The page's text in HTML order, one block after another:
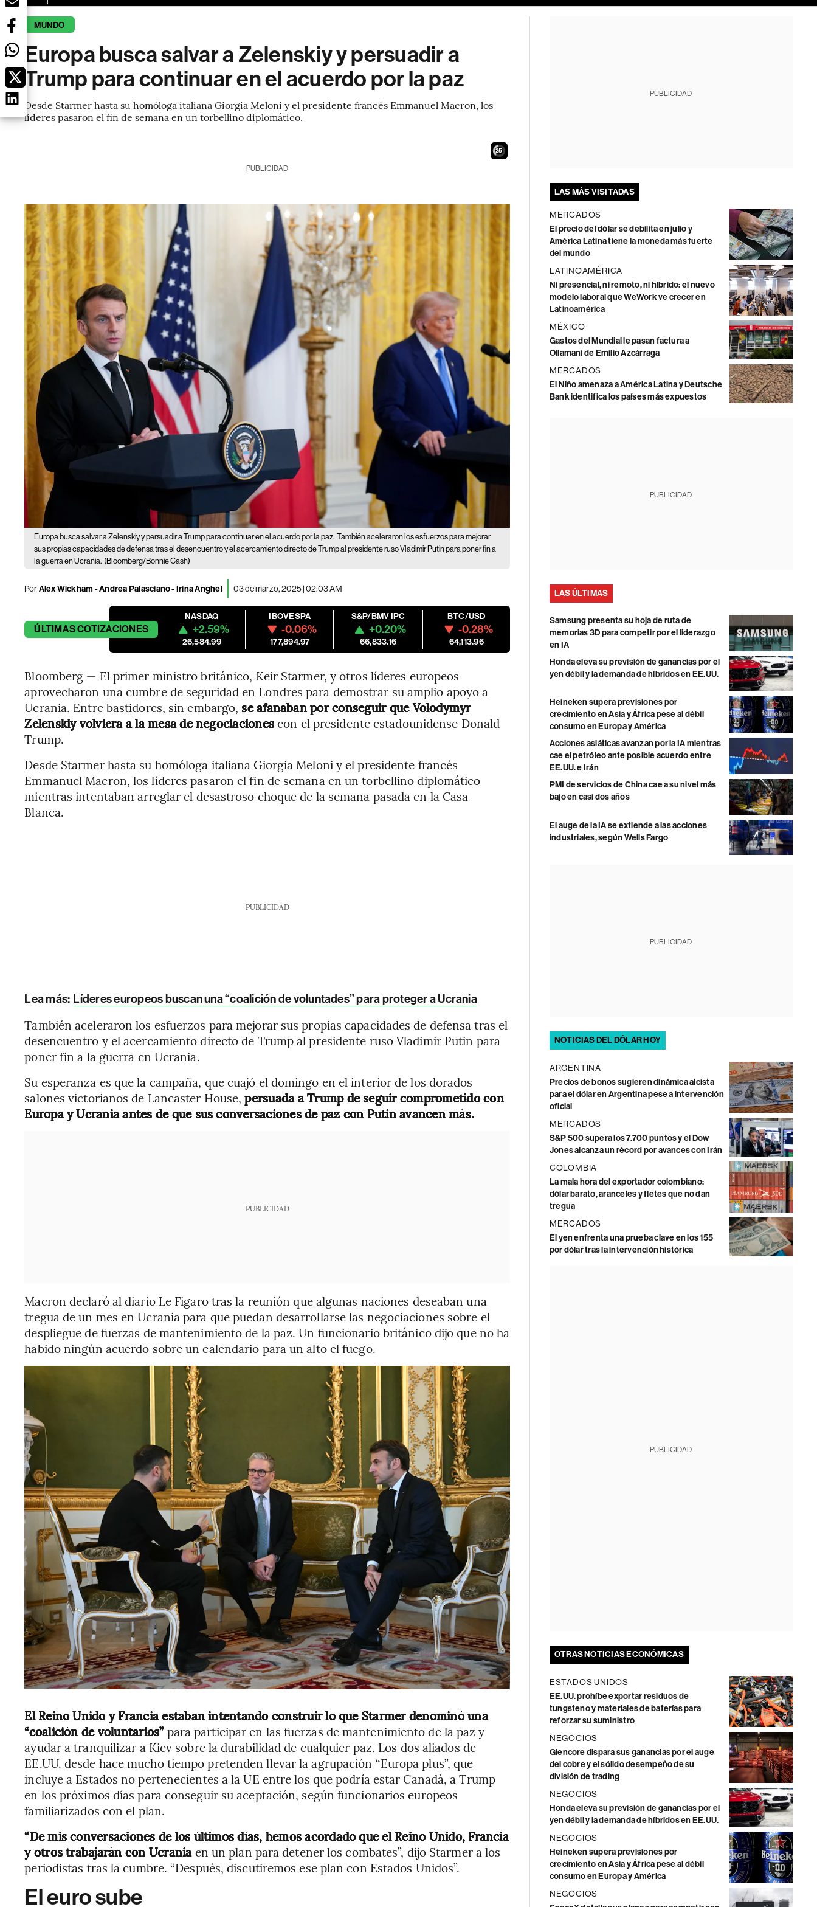
MUNDO
Europa busca salvar a Zelenskiy y persuadir a
Trump para continuar en el acuerdo por la paz
Desde Starmer hasta su homóloga italiana Giorgia Meloni y el presidente francés Emmanuel Macron, los
líderes pasaron el fin de semana en un torbellino diplomático.
24
PUBLICIDAD
Europa busca salvar a Zelenskiy y persuadir a Trump para continuar en el acuerdo por la paz. También aceleraron los esfuerzos para mejorar
sus propias capacidades de defensa tras el desencuentro y el acercamiento directo de Trump al presidente ruso Vladimir Putin para poner fin a
la guerra en Ucrania. (Bloomberg/Bonnie Cash)
PorAlex Wickham - Andrea Palasciano - Irina Anghel 03 de marzo, 2025 | 02:03 AM
ÚLTIMASCOTIZACIONES
NASDAQ
+2.59%
26,584.99
IBOVESPA
-0.06%
177,894.97
S&P/BMV IPC
+0.20%
66,833.16
BTC/USD
-0.28%
64,113.96
Bloomberg — El primer ministro británico, Keir Starmer, y otros líderes europeos
aprovecharon una cumbre de seguridad en Londres para demostrar su amplio apoyo a
Ucrania. Entre bastidores, sin embargo, se afanaban por conseguir que Volodymyr
Zelenskiy volviera a la mesa de negociacionescon el presidente estadounidense Donald
Trump.
Desde Starmer hasta su homóloga italiana Giorgia Meloni y el presidente francés
Emmanuel Macron, los líderes pasaron el fin de semana en un torbellino diplomático
mientras intentaban arreglar el desastroso choque de la semana pasada en la Casa
Blanca.
PUBLICIDAD
Lea más: Líderes europeos buscan una “coalición de voluntades” para proteger a Ucrania
También aceleraron los esfuerzos para mejorar sus propias capacidades de defensa tras el
desencuentro y el acercamiento directo de Trump al presidente ruso Vladimir Putin para
poner fin a la guerra en Ucrania.
Su esperanza es que la campaña, que cuajó el domingo en el interior de los dorados
salones victorianos de Lancaster House, persuada a Trump de seguir comprometido con
Europa y Ucrania antes de que sus conversaciones de paz con Putin avancen más.
PUBLICIDAD
Macron declaró al diario Le Figaro tras la reunión que algunas naciones deseaban una
tregua de un mes en Ucrania para que puedan desarrollarse las negociaciones sobre el
despliegue de fuerzas de mantenimiento de la paz. Un funcionario británico dijo que no ha
habido ningún acuerdo sobre un calendario para un alto el fuego.
El Reino Unido y Francia estaban intentando construir lo que Starmer denominó una
“coalición de voluntarios” para participar en las fuerzas de mantenimiento de la paz y
ayudar a tranquilizar a Kiev sobre la durabilidad de cualquier paz. Los dos aliados de
EE.UU. desde hace mucho tiempo pretenden llevar la agrupación “Europa plus”, que
incluye a Estados no pertenecientes a la UE entre los que podría estar Canadá, a Trump
en los próximos días para conseguir su aceptación, según funcionarios europeos
familiarizados con el plan.
“De mis conversaciones de los últimos días, hemos acordado que el Reino Unido, Francia
y otros trabajarán con Ucraniaen un plan para detener los combates”, dijo Starmer a los
periodistas tras la cumbre. “Después, discutiremos ese plan con Estados Unidos”.
El euro sube
PUBLICIDAD
LAS MÁS VISITADAS
MERCADOS
El precio del dólar se debilita en julio y
América Latina tiene la moneda más fuerte
del mundo
LATINOAMÉRICA
Ni presencial, ni remoto, ni híbrido: el nuevo
modelo laboral que WeWork ve crecer en
Latinoamérica
MÉXICO
Gastos del Mundial le pasan factura a
Ollamani de Emilio Azcárraga
MERCADOS
El Niño amenaza a América Latina y Deutsche
Bank identifica los países más expuestos
PUBLICIDAD
LAS ÚLTIMAS
Samsung presenta su hoja de ruta de
memorias 3D para competir por el liderazgo
en IA
Honda eleva su previsión de ganancias por el
yen débil y la demanda de híbridos en EE.UU.
Heineken supera previsiones por
crecimiento en Asia y África pese al débil
consumo en Europa y América
Acciones asiáticas avanzan por la IA mientras
cae el petróleo ante posible acuerdo entre
EE.UU. e Irán
PMI de servicios de China cae a su nivel más
bajo en casi dos años
El auge de la IA se extiende a las acciones
industriales, según Wells Fargo
PUBLICIDAD
NOTICIAS DEL DÓLAR HOY
ARGENTINA
Precios de bonos sugieren dinámica alcista
para el dólar en Argentina pese a intervención
oficial
MERCADOS
S&P 500 supera los 7.700 puntos y el Dow
Jones alcanza un récord por avances con Irán
COLOMBIA
La mala hora del exportador colombiano:
dólar barato, aranceles y fletes que no dan
tregua
MERCADOS
El yen enfrenta una prueba clave en los 155
por dólar tras la intervención histórica
PUBLICIDAD
OTRAS NOTICIAS ECONÓMICAS
ESTADOS UNIDOS
EE.UU. prohíbe exportar residuos de
tungsteno y materiales de baterías para
reforzar su suministro
NEGOCIOS
Glencore dispara sus ganancias por el auge
del cobre y el sólido desempeño de su
división de trading
NEGOCIOS
Honda eleva su previsión de ganancias por el
yen débil y la demanda de híbridos en EE.UU.
NEGOCIOS
Heineken supera previsiones por
crecimiento en Asia y África pese al débil
consumo en Europa y América
NEGOCIOS